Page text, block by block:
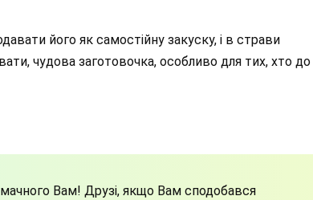
його як самостійну закуску, і в страви
чудова заготовочка, особливо для тих, хто до
Вам! Друзі, якщо Вам сподобався